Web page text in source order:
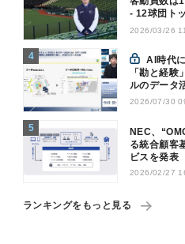
- 12球団ト
略の全貌
2026/03/26
AI時代にこそ問われる
「勘と経験
ルのデータ
2026/07/30
NEC、
る統合顧客
ビスを発表
2026/02/27
ランキングをもっと見る